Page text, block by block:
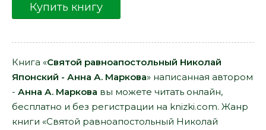
Купить книгу
Книга «Святой равноапостольный Николай
Японский - Анна А. Маркова» написанная автором
- Анна А. Маркова вы можете читать онлайн,
бесплатно и без регистрации на knizki.com. Жанр
книги «Святой равноапостольный Николай